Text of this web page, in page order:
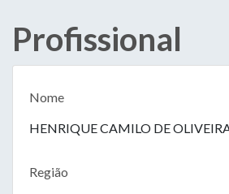
Brasileiros
Profissional
Nome
HENRIQUE CAMILO DE
Região